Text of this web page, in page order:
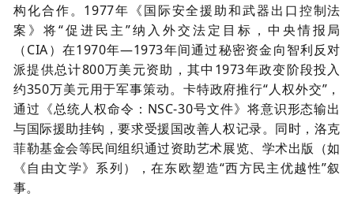
构化合作。1977年《国际安全援助和武器出口控制法
案》将“促进民主”纳入外交法定目标，中央情报局
（CIA）在1970年—1973年间通过秘密资金向智利反对
派提供总计800万美元资助，其中1973年政变阶段投入
约350万美元用于军事策动。卡特政府推行“人权外交”，
通过《总统人权命令：NSC-30号文件》将意识形态输出
与国际援助挂钩，要求受援国改善人权记录。同时，洛克
菲勒基金会等民间组织通过资助艺术展览、学术出版（如
《自由文学》系列），在东欧塑造“西方民主优越性”叙
事。